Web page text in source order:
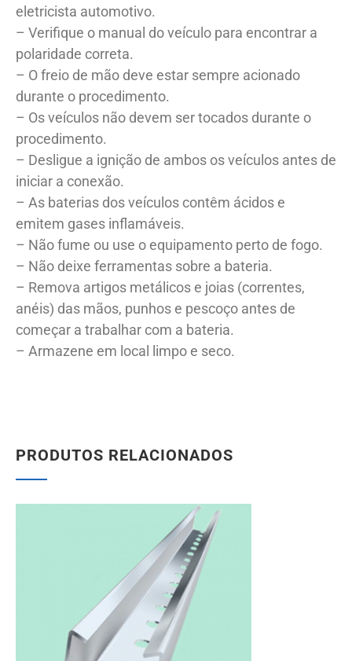
eletricista automotivo.
– Verifique o manual do veículo para encontrar a
polaridade correta.
– O freio de mão deve estar sempre acionado
durante o procedimento.
– Os veículos não devem ser tocados durante o
procedimento.
– Desligue a ignição de ambos os veículos antes de
iniciar a conexão.
– As baterias dos veículos contêm ácidos e
emitem gases inflamáveis.
– Não fume ou use o equipamento perto de fogo.
– Não deixe ferramentas sobre a bateria.
– Remova artigos metálicos e joias (correntes,
anéis) das mãos, punhos e pescoço antes de
começar a trabalhar com a bateria.
– Armazene em local limpo e seco.
PRODUTOS RELACIONADOS